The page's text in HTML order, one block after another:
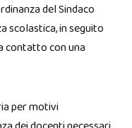
del Sindaco
scolastica, in seguito
contatto con una
per motivi